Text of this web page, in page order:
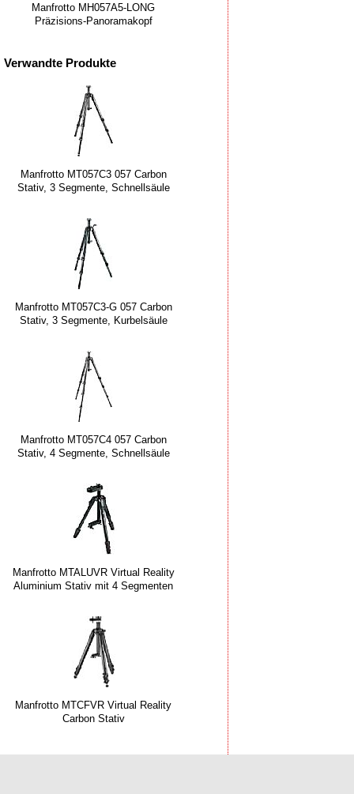
Manfrotto MH057A5-LONG
Präzisions-Panoramakopf
Verwandte Produkte
Manfrotto MT057C3 057 Carbon
Stativ, 3 Segmente, Schnellsäule
Manfrotto MT057C3-G 057 Carbon
Stativ, 3 Segmente, Kurbelsäule
Manfrotto MT057C4 057 Carbon
Stativ, 4 Segmente, Schnellsäule
Manfrotto MTALUVR Virtual Reality
Aluminium Stativ mit 4 Segmenten
Manfrotto MTCFVR Virtual Reality
Carbon Stativ